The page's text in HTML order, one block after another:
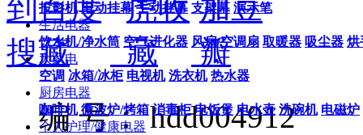
投影机 电动挂幕 手动挂幕 支架幕 演示笔
生活电器
饮水机/净水筒 空气进化器 风扇/空调扇 取暖器 吸尘器 烘
大家电
空调 冰箱/冰柜 电视机 洗衣机 热水器
厨房电器
咖啡机 微波炉/烤箱 消毒柜 电饭煲 电水壶 洗碗机 电磁炉
个人护理/健康电器
编 号： hdd004912